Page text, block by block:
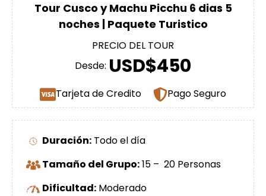
Tour Cusco y Machu Picchu 6 dias 5
noches | Paquete Turistico
PRECIO DEL TOUR
Desde: USD$450
Tarjeta de Credito Pago Seguro
Duración: Todo el día
Tamaño del Grupo:15 – 20 Personas
Dificultad: Moderado